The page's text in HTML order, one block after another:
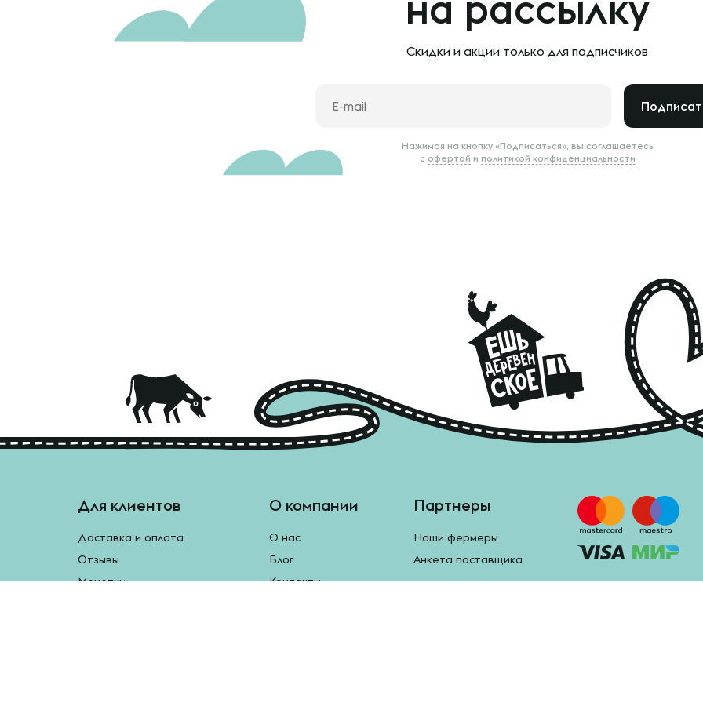
Скидки и акции только для подписчиков
Нажимая на кнопку «Подписаться», вы соглашаетесь
с офертой и политикой конфиденциальности
Для клиентов
Доставка и оплата
Отзывы
Монетки
О компании
О нас
Блог
Контакты
Партнеры
Наши фермеры
Анкета поставщика